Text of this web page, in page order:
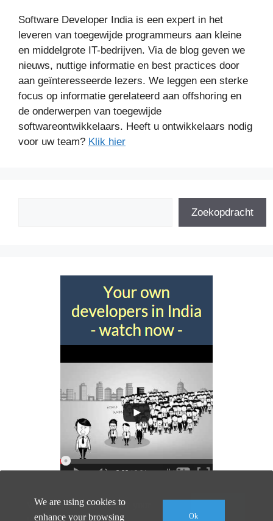
Software Developer India is een expert in het
leveren van toegewijde programmeurs aan kleine
en middelgrote IT-bedrijven. Via de blog geven we
nieuws, nuttige informatie en best practices door
aan geïnteresseerde lezers. We leggen een sterke
focus op informatie gerelateerd aan offshoring en
de onderwerpen van toegewijde
softwareontwikkelaars. Heeft u ontwikkelaars nodig
voor uw team? Klik hier
Zoekopdracht
We use cookies to enhance your
We are using cookies to
enhance your browsing
Ok